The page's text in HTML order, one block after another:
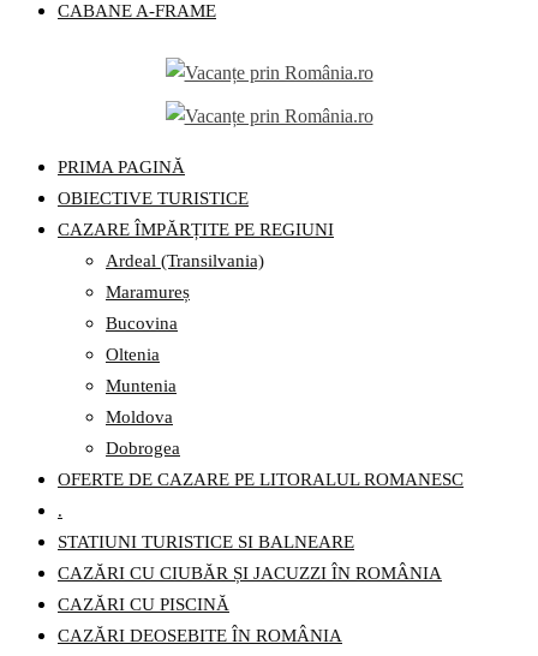
CABANE A-FRAME
PRIMA PAGINĂ
OBIECTIVE TURISTICE
CAZARE ÎMPĂRȚITE PE REGIUNI
Ardeal (Transilvania)
Maramureș
Bucovina
Oltenia
Muntenia
Moldova
Dobrogea
OFERTE DE CAZARE PE LITORALUL ROMANESC
.
STATIUNI TURISTICE SI BALNEARE
CAZĂRI CU CIUBĂR ȘI JACUZZI ÎN ROMÂNIA
CAZĂRI CU PISCINĂ
CAZĂRI DEOSEBITE ÎN ROMÂNIA